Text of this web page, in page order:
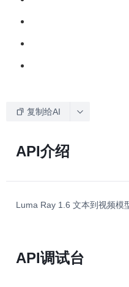
复制给AI
API介绍
Luma Ray 1.6 文本到视频模
API调试台